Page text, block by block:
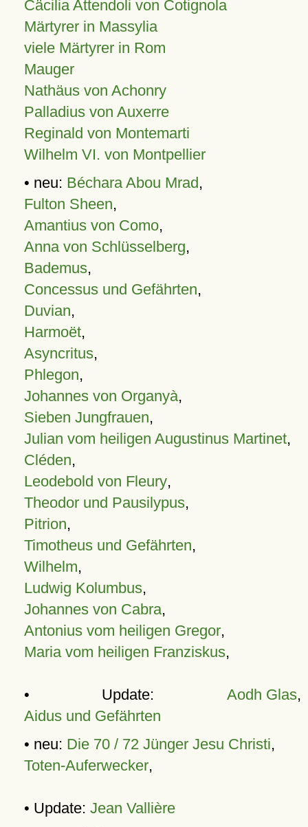
Cäcilia Attendoli von Cotignola
Märtyrer in Massylia
viele Märtyrer in Rom
Mauger
Nathäus von Achonry
Palladius von Auxerre
Reginald von Montemarti
Wilhelm VI. von Montpellier
• neu: Béchara Abou Mrad,
Fulton Sheen,
Amantius von Como,
Anna von Schlüsselberg,
Bademus,
Concessus und Gefährten,
Duvian,
Harmoët,
Asyncritus,
Phlegon,
Johannes von Organyà,
Sieben Jungfrauen,
Julian vom heiligen Augustinus Martinet,
Cléden,
Leodebold von Fleury,
Theodor und Pausilypus,
Pitrion,
Timotheus und Gefährten,
Wilhelm,
Ludwig Kolumbus,
Johannes von Cabra,
Antonius vom heiligen Gregor,
Maria vom heiligen Franziskus,
• Update: Aodh Glas,
Aidus und Gefährten
• neu: Die 70 / 72 Jünger Jesu Christi,
Toten-Auferwecker,
• Update: Jean Vallière